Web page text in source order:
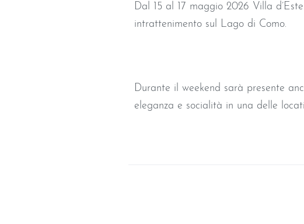
Dal 15 al 17 maggio 2026 Villa
intrattenimento sul Lago di Como.
Durante il weekend sarà presente
eleganza e socialità in una delle